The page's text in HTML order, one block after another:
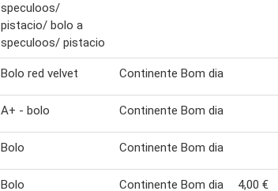
speculoos/
pistacio/ bolo a
speculoos/ pistacio
Bolo red velvet Continente Bom dia
A+ - bolo Continente Bom dia
Bolo Continente Bom dia
Bolo Continente Bom dia 4,00 €